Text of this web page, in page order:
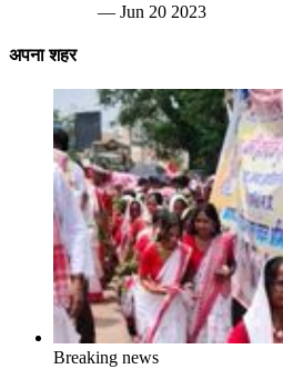
— Jun 20 2023
अपना शहर
Breaking news